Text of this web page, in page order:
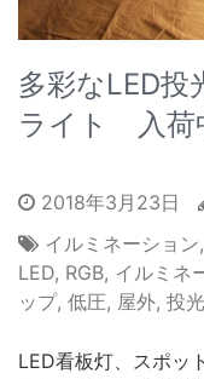
多彩なLED投
ライト 入荷
2018年3月23日
イルミネーション,
LED, RGB, イルミネ
ップ, 低圧, 屋外, 投
LED看板灯、スポッ